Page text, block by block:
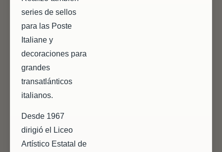
series de sellos
para las Poste
Italiane y
decoraciones para
grandes
transatlánticos
italianos.
Desde 1967
dirigió el Liceo
Artístico Estatal de